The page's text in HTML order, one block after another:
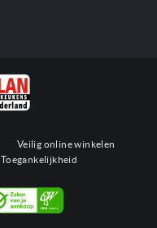
Veilig online winkelen
Toegankelijkheid